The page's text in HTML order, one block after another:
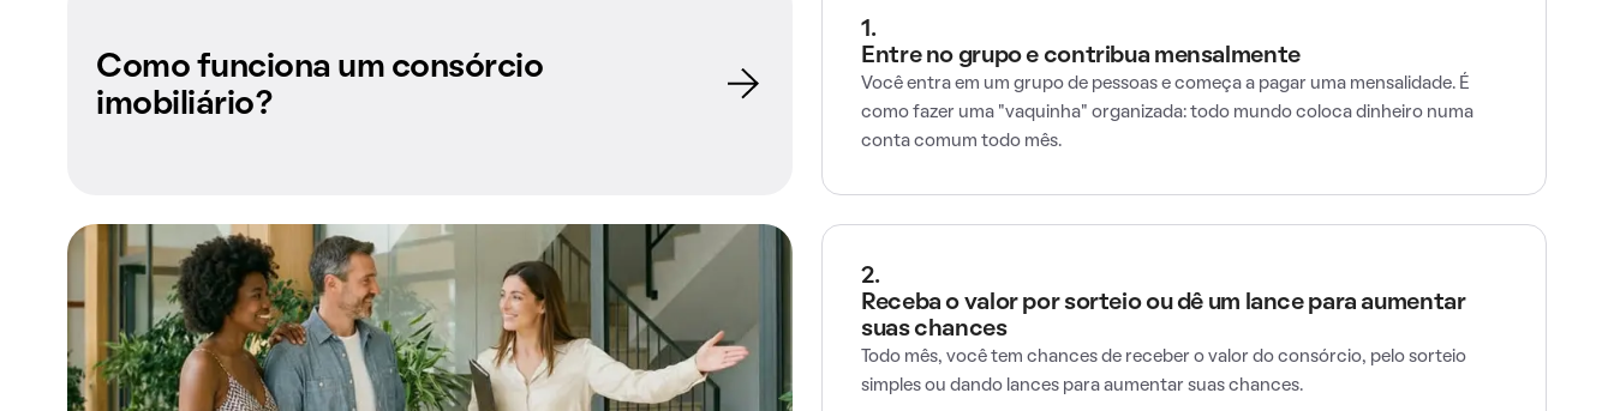
Como funciona um consórcio
imobiliário?
1.
Entre no grupo e contribua mensalmente
Você entra em um grupo de pessoas e começa a pagar uma mensalidade. É
como fazer uma "vaquinha" organizada: todo mundo coloca dinheiro numa
conta comum todo mês.
2.
Receba o valor por sorteio ou dê um lance para aumentar
suas chances
Todo mês, você tem chances de receber o valor do consórcio, pelo sorteio
simples ou dando lances para aumentar suas chances.